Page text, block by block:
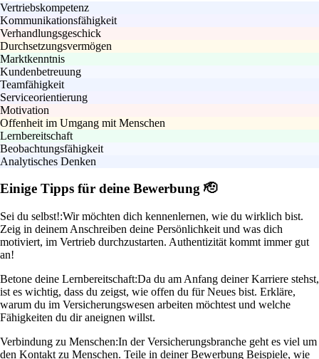
Vertriebskompetenz
Kommunikationsfähigkeit
Verhandlungsgeschick
Durchsetzungsvermögen
Marktkenntnis
Kundenbetreuung
Teamfähigkeit
Serviceorientierung
Motivation
Offenheit im Umgang mit Menschen
Lernbereitschaft
Beobachtungsfähigkeit
Analytisches Denken
Einige Tipps für deine Bewerbung 🫡
Sei du selbst!:Wir möchten dich kennenlernen, wie du wirklich bist.
Zeig in deinem Anschreiben deine Persönlichkeit und was dich
motiviert, im Vertrieb durchzustarten. Authentizität kommt immer gut
an!
Betone deine Lernbereitschaft:Da du am Anfang deiner Karriere stehst,
ist es wichtig, dass du zeigst, wie offen du für Neues bist. Erkläre,
warum du im Versicherungswesen arbeiten möchtest und welche
Fähigkeiten du dir aneignen willst.
Verbindung zu Menschen:In der Versicherungsbranche geht es viel um
den Kontakt zu Menschen. Teile in deiner Bewerbung Beispiele, wie